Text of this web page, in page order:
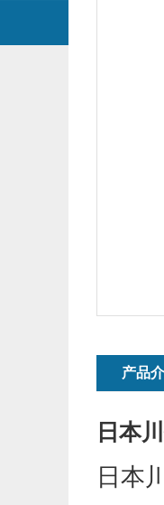
产品
日本
日本